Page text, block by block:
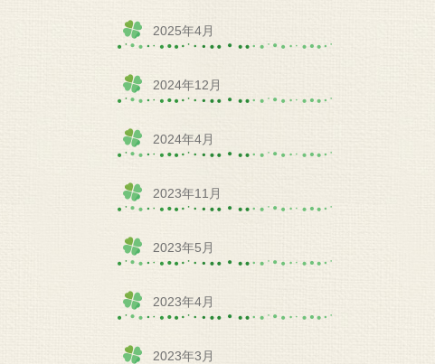
2025年4月
2024年12月
2024年4月
2023年11月
2023年5月
2023年4月
2023年3月